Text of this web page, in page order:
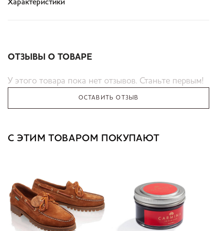
Характеристики
ОТЗЫВЫ О ТОВАРЕ
У этого товара пока нет отзывов. Станьте первым!
ОСТАВИТЬ ОТЗЫВ
С ЭТИМ ТОВАРОМ ПОКУПАЮТ